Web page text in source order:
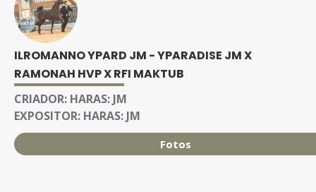
ILROMANNO YPARD JM - YPARADISE JM X
RAMONAH HVP X RFI MAKTUB
CRIADOR: HARAS: JM
EXPOSITOR: HARAS: JM
Fotos